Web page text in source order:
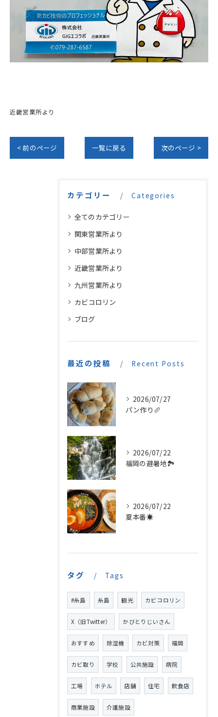
近畿営業所より
< 前のページ 一覧に戻る 次のページ >
カテゴリー Categories
全てのカテゴリー
関東営業所より
中部営業所より
近畿営業所より
九州営業所より
カビコロリン
ブログ
最近の投稿 Recent Posts
2026/07/27
パン作り🥖
2026/07/22
福岡の避暑地🏞️
2026/07/22
夏本番☀️
タグ Tags
#糸島 糸島 観光 カビコロリン
X（旧Twitter） かびとりじいさん
おすすめ 除湿機 カビ対策 福岡
カビ取り 学校 公共施設 病院
工場 ホテル 店舗 住宅 飲食店
商業施設 介護施設